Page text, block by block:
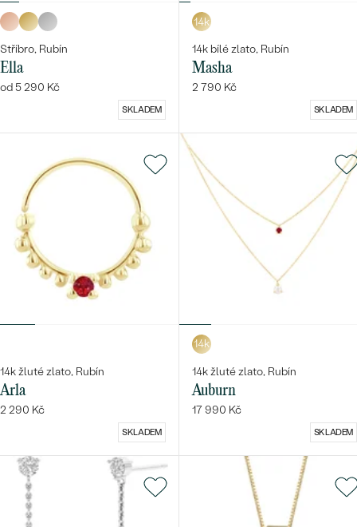
Stříbro, Rubín
Ella
od 5 290 Kč
SKLADEM
14k
14k bílé zlato, Rubín
Masha
2 790 Kč
SKLADEM
14k žluté zlato, Rubín
Arla
2 290 Kč
SKLADEM
14k
14k žluté zlato, Rubín
Auburn
17 990 Kč
SKLADEM